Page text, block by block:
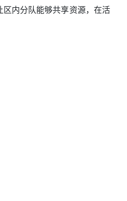
内分队能够共享资源，在活